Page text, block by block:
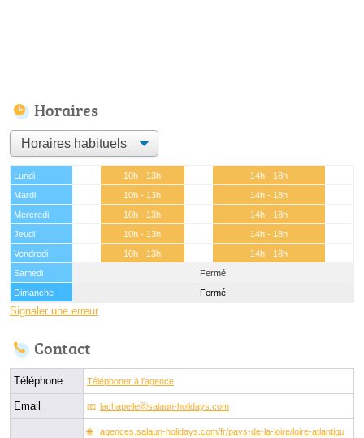
Horaires
Lundi 10h - 13h
14h - 18h
Mardi
10h - 13h
14h - 18h
Mercredi
10h - 13h
14h - 18h
Jeudi
10h - 13h
14h - 18h
Vendredi
10h - 13h
14h - 18h
Samedi
Fermé
Dimanche
Fermé
Signaler une erreur
Contact
Téléphone Téléphoner à l'agence
Email lachapelleⓐsalaun-holidays.com
agences.salaun-holidays.com/fr/pays-de-la-loire/loire-atlantiqu